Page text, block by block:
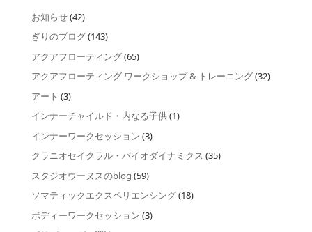
お知らせ(42)
ぎりのブログ(143)
アクアフローティング(65)
アクアフローティング ワークショップ & トレーニング(32)
アート (3)
インナーチャイルド・内なる子供(1)
インナーワークセッション (3)
クラニオセイクラル・バイオダイナミクス (35)
スタジオウーヌスのblog (59)
ソマティックエクスペリエンシング(18)
ボディーワークセッション (3)